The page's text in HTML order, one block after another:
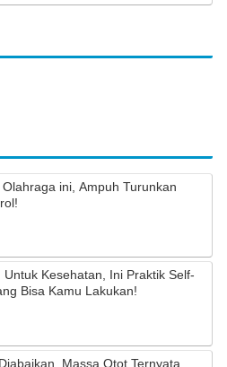
ini, Ampuh Turunkan
Untuk Kesehatan, Ini Praktik Self-
Bisa Kamu Lakukan!
Massa Otot Ternyata